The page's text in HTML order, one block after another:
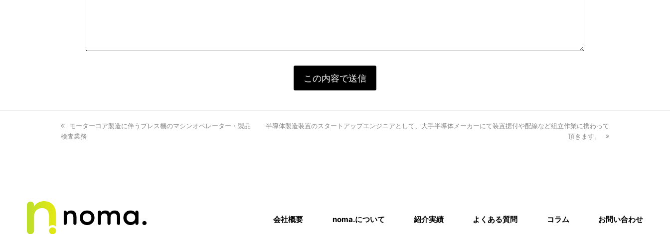
previous
post:
モーターコア製造に伴うプレス機のマシンオペレーター・製品
検査業務
next
半導体製造装置のスタートアップエンジニアとして、⼤⼿半導体メーカーにて装置据付や配線など組⽴作業に携わって
頂きます。
会社概要 noma.について 紹介実績 よくある質問 コラム お問い合わせ